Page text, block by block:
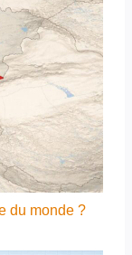
du monde ?